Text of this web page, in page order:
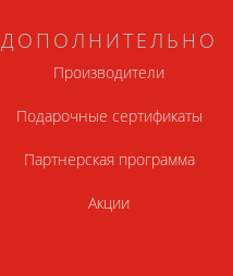
ДОПОЛНИТЕЛЬНО
Производители
Подарочные сертификаты
Партнерская программа
Акции